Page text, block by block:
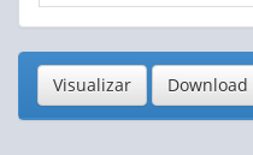
Visualizar Download